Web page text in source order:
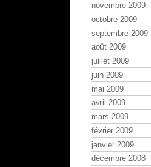
novembre 2009
octobre 2009
septembre 2009
août 2009
juillet 2009
juin 2009
mai 2009
avril 2009
mars 2009
février 2009
janvier 2009
décembre 2008